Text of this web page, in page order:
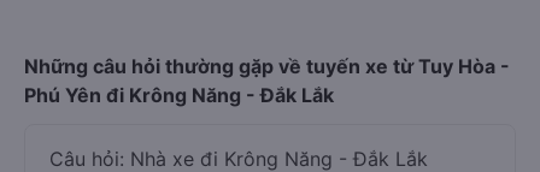
Những câu hỏi thường gặp về tuyến xe từ Tuy Hòa -
Phú Yên đi Krông Năng - Đắk Lắk
Câu hỏi: Nhà xe đi Krông Năng - Đắk Lắk